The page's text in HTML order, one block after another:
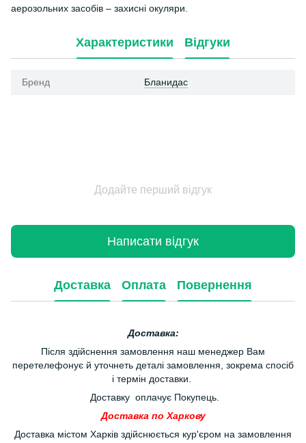
аерозольних засобів – захисні окуляри.
Характеристики Відгуки
Бренд Бланидас
Додайте перший відгук
Написати відгук
Доставка Оплата Повернення
Доставка:
Після здійснення замовлення наш менеджер Вам
перетелефонує й уточнеть деталі замовлення, зокрема спосіб
і термін доставки.
Доставку оплачує Покупець.
Доставка по Харкову
Доставка містом Харків здійснюється кур'єром на замовлення